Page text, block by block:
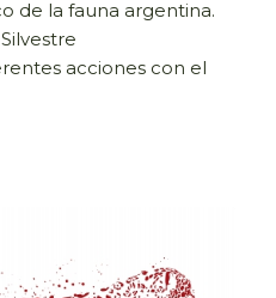
de la fauna argentina.
acciones con el